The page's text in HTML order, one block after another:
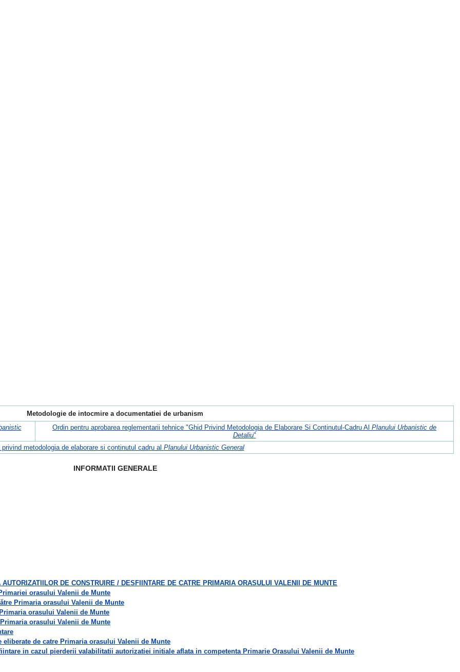
Metodologie de intocmire a documentatiei de urbanism
Ordin pentru aprobarea reglementarii tehnice "Ghid Privind Metodologia de Elaborare Si Continutul-Cadru Al Planului Urbanistic de
Detaliu"
privind metodologia de elaborare si continutul cadru al Planului Urbanistic General
INFORMATII GENERALE
DE CONSTRUIRE / DESFIINTARE DE CATRE PRIMARIA ORASULUI VALENII DE MUNTE
orasului Valenii de Munte
Primaria orasului Valenii de Munte
orasului Valenii de Munte
orasului Valenii de Munte
de catre Primaria orasului Valenii de Munte
in cazul pierderii valabilitatii autorizatiei initiale aflata in competenta Primarie Orasului Valenii de Munte